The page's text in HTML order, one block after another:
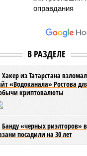
В РАЗДЕЛЕ
Хакер из Татарстана взломал
«Водоканала» Ростова
криптовалюты
Банду «черных риэлторов» в
посадили на 30 лет